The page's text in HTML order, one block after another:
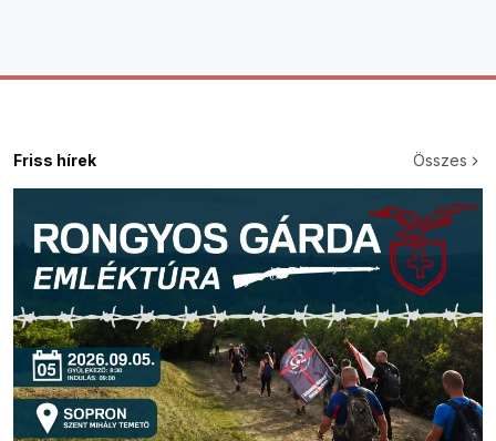
Friss hírek Összes